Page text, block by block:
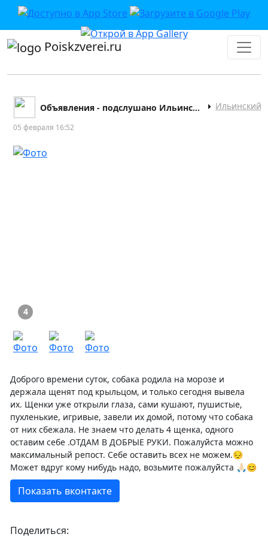
Poiskzverei.ru
Объявления - подслушано Ильинский Пермский край Ильинский
05 февраля 16:52
4
Доброго времени суток, собака родила на морозе и
держала щенят под крыльцом, и только сегодня вывела
их. Щенки уже открыли глаза, сами кушают, пушистые,
пухленькие, игривые, завели их домой, потому что собака
от них сбежала. Не знаем что делать 4 щенка, одного
оставим себе .ОТДАМ В ДОБРЫЕ РУКИ. Пожалуйста можно
максимальный репост. Себе оставить всех не можем.😔
Может вдруг кому нибудь надо, возьмите пожалуйста 🙏🏻😊
Показать вконтакте
Поделиться: